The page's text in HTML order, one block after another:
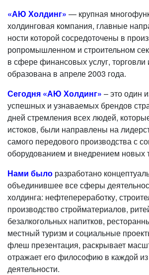
«АЮ Холдинг» — крупная
холдинговая компания, главные
ности которой сосредоточены в
ропромышленном и строительном
в сфере финансовых услуг,
образована в апреле 2003 года.
Сегодня «АЮ Холдинг» – это один
успешных и узнаваемых брендов
дней стремления всех людей,
истоков, были направлены на
самого передового производ­ства с
оборудованием и внедрением новых
Нами было разработано
объединившее все сферы
холдинга: нефтепереработку,
производство стройматериалов,
безалкогольных напитков,
местный туризм и социальные
флеш презентация, раскрывает
отражает его философию в каждой
деятельности.